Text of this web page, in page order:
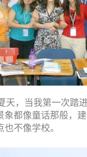
，当我第一次踏进
象都像童话那般，
不像学校。